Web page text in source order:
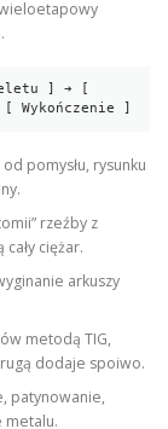
] ➔ [
pomysłu, rysunku
rzeźby z
ciężar.
arkuszy
metodą TIG,
dodaje spoiwo.
patynowanie,
metalu.